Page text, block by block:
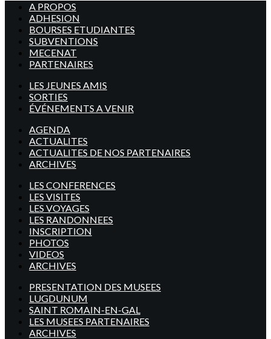
A PROPOS
ADHESION
BOURSES ETUDIANTES
SUBVENTIONS
MECENAT
PARTENAIRES
LES JEUNES AMIS
SORTIES
ÉVÉNEMENTS A VENIR
AGENDA
ACTUALITES
ACTUALITES DE NOS PARTENAIRES
ARCHIVES
LES CONFERENCES
LES VISITES
LES VOYAGES
LES RANDONNEES
INSCRIPTION
PHOTOS
VIDEOS
ARCHIVES
PRESENTATION DES MUSEES
LUGDUNUM
SAINT ROMAIN-EN-GAL
LES MUSEES PARTENAIRES
ARCHIVES